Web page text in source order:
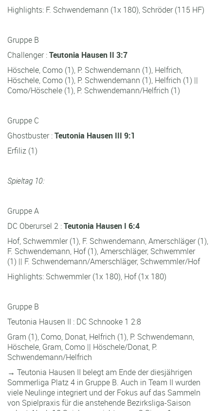
Highlights: F. Schwendemann (1x 180), Schröder (115 HF)
Gruppe B
Challenger :Teutonia Hausen II 3:7
Höschele, Como (1), P. Schwendemann (1), Helfrich,
Höschele, Como (1), P. Schwendemann (1), Helfrich (1) ||
Como/Höschele (1), P. Schwendemann/Helfrich (1)
Gruppe C
Ghostbuster :Teutonia Hausen III 9:1
Erfiliz (1)
Spieltag 10:
Gruppe A
DC Oberursel 2 :Teutonia Hausen I 6:4
Hof, Schwemmler (1), F. Schwendemann, Amerschläger (1),
F. Schwendemann, Hof (1), Amerschläger, Schwemmler
(1) || F. Schwendemann/Amerschläger, Schwemmler/Hof
Highlights: Schwemmler (1x 180), Hof (1x 180)
Gruppe B
Teutonia Hausen II : DC Schnooke 1 2:8
Gram (1), Como, Donat, Helfrich (1), P. Schwendemann,
Höschele, Gram, Como || Höschele/Donat, P.
Schwendemann/Helfrich
→ Teutonia Hausen II belegt am Ende der diesjährigen
Sommerliga Platz 4 in Gruppe B. Auch in Team II wurden
viele Neulinge integriert und der Fokus auf das Sammeln
von Spielpraxis für die anstehende Bezirksliga-Saison